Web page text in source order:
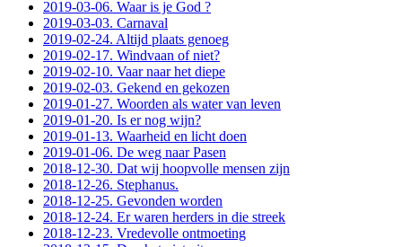
2019-03-06. Waar is je God ?
2019-03-03. Carnaval
2019-02-24. Altijd plaats genoeg
2019-02-17. Windvaan of niet?
2019-02-10. Vaar naar het diepe
2019-02-03. Gekend en gekozen
2019-01-27. Woorden als water van leven
2019-01-20. Is er nog wijn?
2019-01-13. Waarheid en licht doen
2019-01-06. De weg naar Pasen
2018-12-30. Dat wij hoopvolle mensen zijn
2018-12-26. Stephanus.
2018-12-25. Gevonden worden
2018-12-24. Er waren herders in die streek
2018-12-23. Vredevolle ontmoeting